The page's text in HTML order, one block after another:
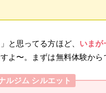
と思ってる方ほど、 いまが
よ〜。まずは無料体験から
ルジム シルエット